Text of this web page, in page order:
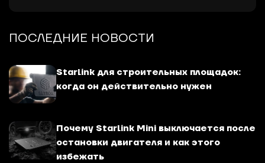
ПОСЛЕДНИЕ НОВОСТИ
Starlink для строительных площадок:
когда он действительно нужен
Почему Starlink Mini выключается после
остановки двигателя и как этого
избежать